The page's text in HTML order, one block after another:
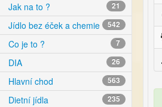
Jak na to ? 21
Jídlo bez éček a chemie 542
Co je to ? 7
DIA 26
Hlavní chod 563
Dietní jídla 235